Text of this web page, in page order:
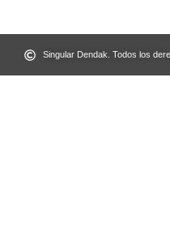
Singular Dendak. Todos los